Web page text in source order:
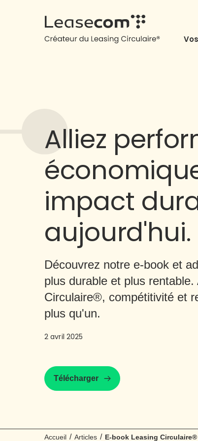
Alliez
impact
aujourd'hui.
Découvrez notre e-book et
plus durable et plus rentable.
Circulaire®, compétitivité et
plus qu'un.
2 avril 2025
Télécharger
Accueil / Articles / E-book Leasing Circulaire®